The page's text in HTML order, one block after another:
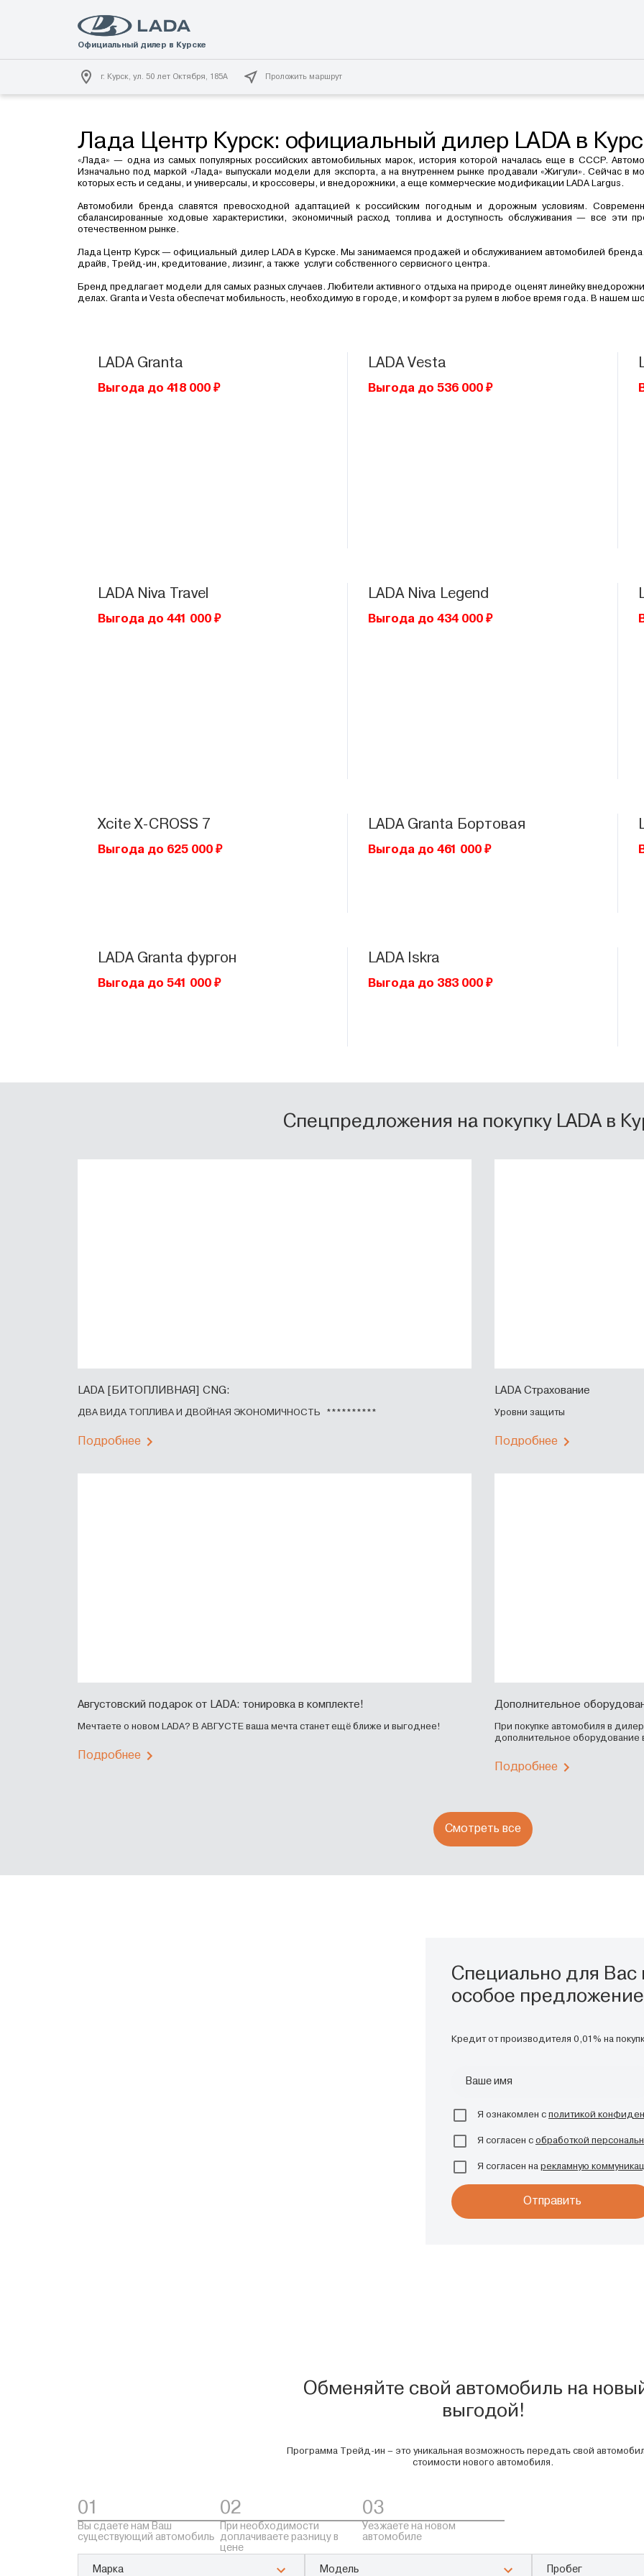
г. Курск, ул. 50 лет Октября, 185А Проложить маршрут
Лада Центр Курск: официальный дилер LADA в
«Лада» — одна из самых популярных российских автомобильных марок, история которой началась еще в СССР.
Изначально под маркой «Лада» выпускали модели для экспорта, а на внутреннем рынке продавали «Жигули». Сейчас в
которых есть и седаны, и универсалы, и кроссоверы, и внедорожники, а еще коммерческие модификации LADA Largus.
Автомобили бренда славятся превосходной адаптацией к российским погодным и дорожным условиям.
сбалансированные ходовые характеристики, экономичный расход топлива и доступность обслуживания — все эти
отечественном рынке.
Лада Центр Курск — официальный дилер LADA в Курске. Мы занимаемся продажей и обслуживанием автомобилей
драйв, Трейд-ин, кредитование, лизинг, а также  услуги собственного сервисного центра.
Бренд предлагает модели для самых разных случаев. Любители активного отдыха на природе оценят линейку
делах. Granta и Vesta обеспечат мобильность, необходимую в городе, и комфорт за рулем в любое время года. В нашем
LADAGranta
Выгода до 418 000 ₽
LADAVesta
Выгода до 536 000 ₽
LADANiva Travel
Выгода до 441 000 ₽
LADANiva Legend
Выгода до 434 000 ₽
Xcite X-CROSS 7
Выгода до 625 000 ₽
LADAGranta Бортовая
Выгода до 461 000 ₽
LADAGranta фургон
Выгода до 541 000 ₽
LADAIskra
Выгода до 383 000 ₽
Спецпредложения на покупку LADA в
LADA [БИТОПЛИВНАЯ] CNG:
ДВА ВИДА ТОПЛИВА И ДВОЙНАЯ ЭКОНОМИЧНОСТЬ **********
Подробнее
LADA Страхование
Уровни защиты
Подробнее
Августовский подарок от LADA: тонировка в комплекте!
Мечтаете о новом LADA? В АВГУСТЕ ваша мечта станет ещё ближе и выгоднее!
Подробнее
Дополнительное
При покупке автомобиля в
дополнительное оборудование
Подробнее
Смотреть все
Специально для Вас
особое
Кредит от производителя 0,01% на
Ваше имя
Я ознакомлен с политикой
Я согласен с обработкой
Я согласен на рекламную
Отправить
Обменяйте свой автомобиль на
выгодой!
Программа Трейд-ин – это уникальная возможность передать свой
стоимости нового автомобиля.
01
Вы сдаете нам Ваш
существующий автомобиль
02
При необходимости
доплачиваете разницу в
цене
03
Уезжаете на новом
автомобиле
Марка Модель Пробег